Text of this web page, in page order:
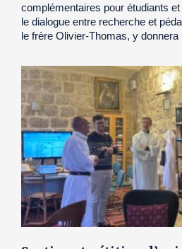
complémentaires pour étudiants
le dialogue entre recherche et
le frère Olivier-Thomas, y